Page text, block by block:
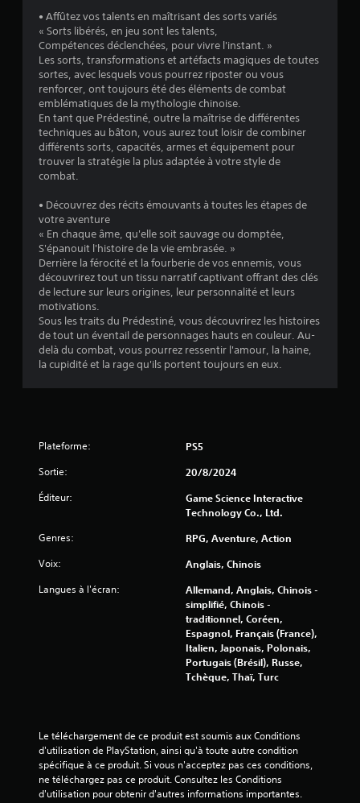
i
)
• Affûtez vos talents en maîtrisant des sorts variés
« Sorts libérés, en jeu sont les talents,
Compétences déclenchées, pour vivre l'instant. »
Les sorts, transformations et artéfacts magiques de toutes
sortes, avec lesquels vous pourrez riposter ou vous
renforcer, ont toujours été des éléments de combat
emblématiques de la mythologie chinoise.
En tant que Prédestiné, outre la maîtrise de différentes
techniques au bâton, vous aurez tout loisir de combiner
différents sorts, capacités, armes et équipement pour
trouver la stratégie la plus adaptée à votre style de
combat.
• Découvrez des récits émouvants à toutes les étapes de
votre aventure
« En chaque âme, qu'elle soit sauvage ou domptée,
S'épanouit l'histoire de la vie embrasée. »
Derrière la férocité et la fourberie de vos ennemis, vous
découvrirez tout un tissu narratif captivant offrant des clés
de lecture sur leurs origines, leur personnalité et leurs
motivations.
Sous les traits du Prédestiné, vous découvrirez les histoires
de tout un éventail de personnages hauts en couleur. Au-
delà du combat, vous pourrez ressentir l'amour, la haine,
la cupidité et la rage qu'ils portent toujours en eux.
Plateforme: PS5
Sortie: 20/8/2024
Éditeur:
Game Science Interactive
Technology Co., Ltd.
Genres: RPG, Aventure, Action
Voix: Anglais, Chinois
Langues à l'écran:
Allemand, Anglais, Chinois -
simplifié, Chinois -
traditionnel, Coréen,
Espagnol, Français (France),
Italien, Japonais, Polonais,
Portugais (Brésil), Russe,
Tchèque, Thaï, Turc
Le téléchargement de ce produit est soumis aux Conditions
d'utilisation de PlayStation, ainsi qu'à toute autre condition
spécifique à ce produit. Si vous n'acceptez pas ces conditions,
ne téléchargez pas ce produit. Consultez les Conditions
d'utilisation pour obtenir d'autres informations importantes.